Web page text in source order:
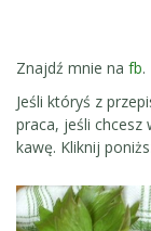
Znajdź mnie na fb.
Jeśli któryś z
praca, jeśli
kawę. Kliknij